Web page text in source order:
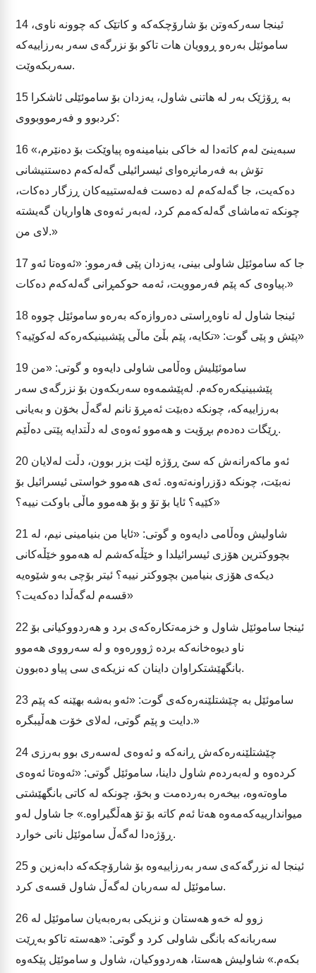
14
ساموئێل بەرەو ڕوویان هات تاکو بۆ نزرگەی سەر بەرزاییەکە
سەربکەوێت.
15
کردبوو و فەرمووبووی:
16 «سبەینێ لەم کاتەدا لە خاکی بنیامینەوە پیاوێکت بۆ دەنێرم،
تۆش بە فەرمانڕەوای ئیسرائیلی گەلەکەم دەستنیشانی
دەکەیت، جا گەلەکەم لە دەست فەلەستییەکان ڕزگار دەکات،
چونکە تەماشای گەلەکەمم کرد، لەبەر ئەوەی هاواریان گەیشتە
لای من.»
17
پیاوەی کە پێم فەرموویت، ئەمە حوکمڕانی گەلەکەم دەکات.»
18
پێش و پێی گوت: «تکایە، پێم بڵێ ماڵی پێشبینیکەرەکە لەکوێیە؟»
19
پێشبینیکەرەکەم. لەپێشمەوە سەربکەون بۆ نزرگەی سەر
بەرزاییەکە، چونکە دەبێت ئەمڕۆ نانم لەگەڵ بخۆن و بەیانی
ڕێگات دەدەم بڕۆیت و هەموو ئەوەی لە دڵتدایە پێتی دەڵێم.
20
نەبێت، چونکە دۆزراونەتەوە. ئەی هەموو خواستی ئیسرائیل بۆ
کێیە؟ ئایا بۆ تۆ و بۆ هەموو ماڵی باوکت نییە؟»
21
بچووکترین هۆزی ئیسرائیلدا و خێڵەکەشم لە هەموو خێڵەکانی
دیکەی هۆزی بنیامین بچووکتر نییە؟ ئیتر بۆچی بەو شێوەیە
قسەم لەگەڵدا دەکەیت؟»
22
ناو دیوەخانەکە بردە ژوورەوە و لە سەرووی هەموو
بانگهێشتکراوان داینان کە نزیکەی سی پیاو دەبوون.
23
دایت و پێم گوتی، لەلای خۆت هەڵیبگرە.»
24
کردەوە و لەبەردەم شاول داینا، ساموئێل گوتی: «ئەوەتا ئەوەی
ماوەتەوە، بیخەرە بەردەمت و بخۆ، چونکە لە کاتی بانگهێشتی
میواندارییەکەمەوە هەتا ئەم کاتە بۆ تۆ هەڵگیراوە.» جا شاول لەو
ڕۆژەدا لەگەڵ ساموئێل نانی خوارد.
25
ساموئێل لە سەربان لەگەڵ شاول قسەی کرد.
26
سەربانەکە بانگی شاولی کرد و گوتی: «هەستە تاکو بەڕێت
بکەم.» شاولیش هەستا، هەردووکیان، شاول و ساموئێل پێکەوە